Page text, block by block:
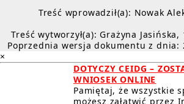
Treść wprowadził(a): Nowak
Treść wytworzył(a): Grażyna
Poprzednia wersja dokumentu z dnia:
×
DOTYCZY CEIDG –
WNIOSEK ONLINE
Pamiętaj, że wszystkie
możesz załatwić przez